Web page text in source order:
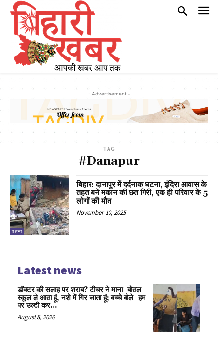
- Advertisement -
TAG
#Danapur
पटना
बिहार: दानापुर में दर्दनाक घटना, इंदिरा आवास के
तहत बने मकान की छत गिरी, एक ही परिवार के 5
लोगों की मौत
November 10, 2025
Latest news
डॉक्टर की सलाह पर शराब? टीचर ने माना- बोतल
स्कूल ले आता हूं, नशे में गिर जाता हूं; बच्चे बोले- हम
पर उल्टी कर...
August 8, 2026